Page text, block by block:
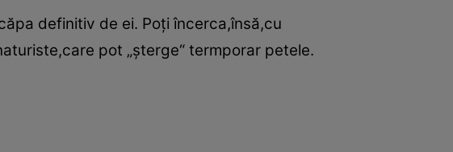
definitiv de ei. Poţi încerca,însă,cu
pot „şterge“ termporar petele.